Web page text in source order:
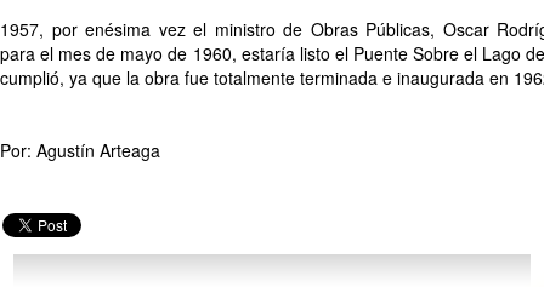
1957, por enésima vez el ministro de Obras Públicas, Oscar
para el mes de mayo de 1960, estaría listo el Puente Sobre el Lago
cumplió, ya que la obra fue totalmente terminada e inaugurada en
Por: Agustín Arteaga